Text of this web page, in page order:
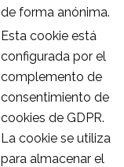
de forma anónima.
Esta cookie está
configurada por el
complemento de
consentimiento de
cookies de GDPR.
La cookie se utiliza
para almacenar el